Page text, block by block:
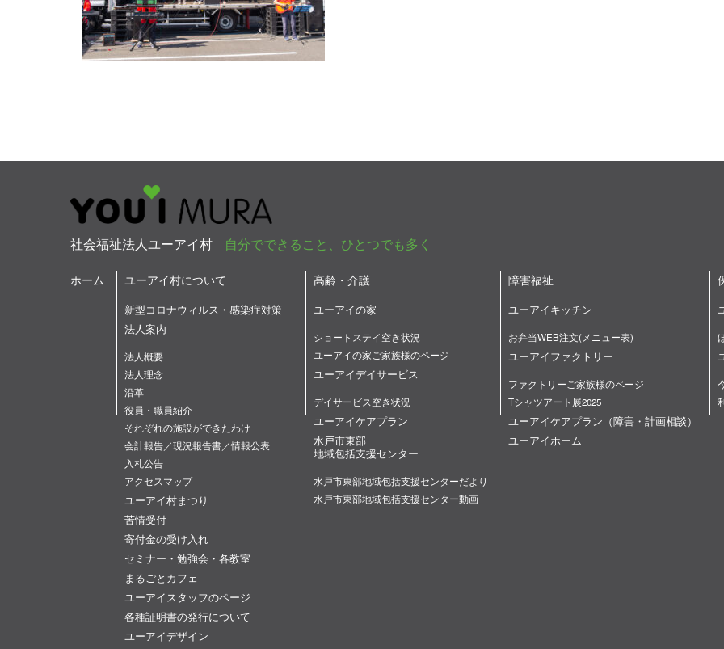
社会福祉法人ユーアイ村 自分でできること、ひとつでも多く
ホーム ユーアイ村について
新型コロナウィルス・感染症対策
法人案内
法人概要
法人理念
沿革
役員・職員紹介
それぞれの施設ができたわけ
会計報告／現況報告書／情報公表
入札公告
アクセスマップ
ユーアイ村まつり
苦情受付
寄付金の受け入れ
セミナー・勉強会・各教室
まるごとカフェ
ユーアイスタッフのページ
各種証明書の発行について
ユーアイデザイン
高齢・介護
ユーアイの家
ショートステイ空き状況
ユーアイの家ご家族様のページ
ユーアイデイサービス
デイサービス空き状況
ユーアイケアプラン
水戸市東部
地域包括支援センター
水戸市東部地域包括支援センターだより
水戸市東部地域包括支援センター動画
障害福祉
ユーアイキッチン
お弁当WEB注文(メニュー表)
ユーアイファクトリー
ファクトリーご家族様のページ
Tシャツアート展2025
ユーアイケアプラン（障害・計画相談）
ユーアイホーム